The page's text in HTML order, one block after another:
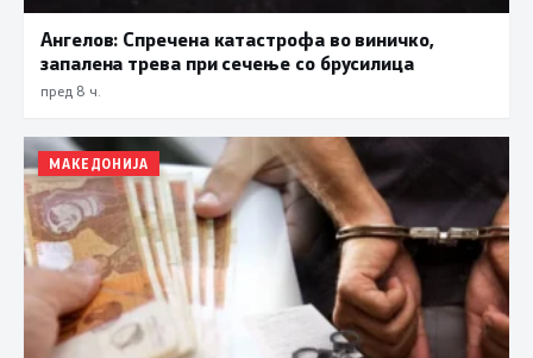
Ангелов: Спречена катастрофа во виничко,
запалена трева при сечење со брусилица
пред 8 ч.
МАКЕДОНИЈА